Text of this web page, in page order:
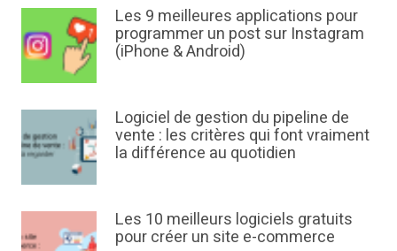
Les 9 meilleures applications pour
programmer un post sur Instagram
(iPhone & Android)
Logiciel de gestion du pipeline de
vente : les critères qui font vraiment
la différence au quotidien
Les 10 meilleurs logiciels gratuits
pour créer un site e-commerce